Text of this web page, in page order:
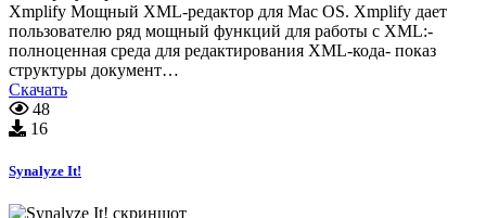
Xmplify Мощный XML-редактор для Mac OS. Xmplify дает
пользователю ряд мощный функций для работы с XML:-
полноценная среда для редактирования XML-кода- показ
структуры документ…
Скачать
48
16
Synalyze It!